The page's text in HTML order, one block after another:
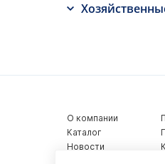
О компании
Каталог
Новости